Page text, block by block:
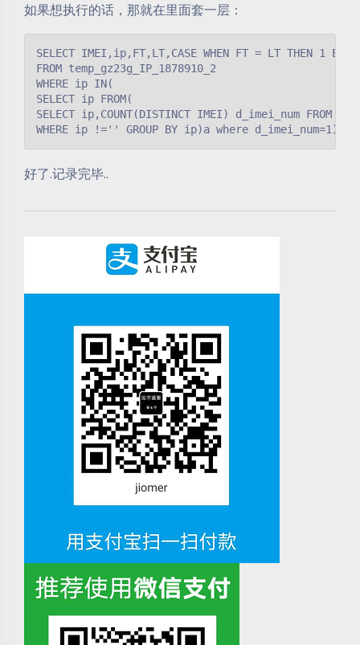
如果想执行的话，那就在里面套一层：
SELECT IMEI,ip,FT,LT,CASE WHEN FT = LT THEN 1 ELSE
FROM temp_gz23g_IP_1878910_2
WHERE ip IN(
SELECT ip FROM(
SELECT ip,COUNT(DISTINCT IMEI) d_imei_num FROM
WHERE ip !='' GROUP BY ip)a where d_imei_num=1)
好了.记录完毕..